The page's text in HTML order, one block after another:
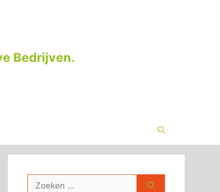
Bedrijven.